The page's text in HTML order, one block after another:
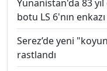
Yunanistan'da 83
botu LS 6'nın
Serez’de yeni
rastlandı